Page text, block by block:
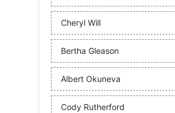
Cheryl Will
Bertha Gleason
Albert Okuneva
Cody Rutherford